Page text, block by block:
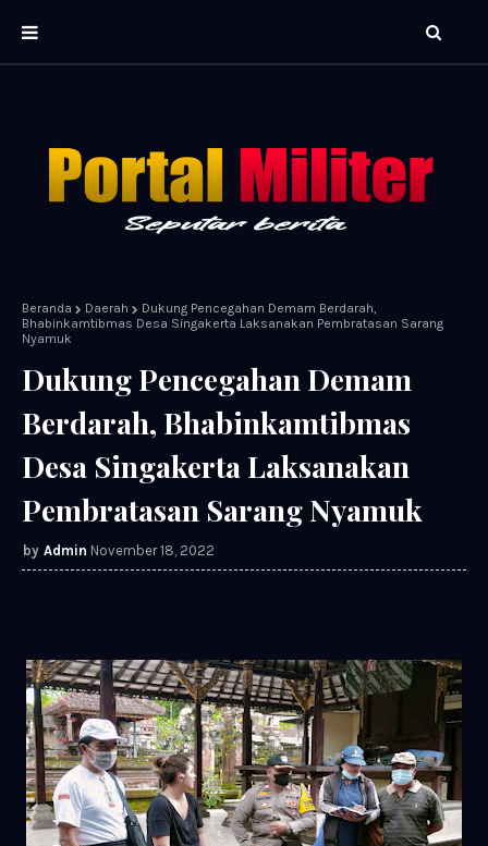
Beranda Daerah
Dukung Pencegahan Demam Berdarah,
Bhabinkamtibmas Desa Singakerta Laksanakan Pembratasan Sarang
Nyamuk
Dukung Pencegahan Demam
Berdarah, Bhabinkamtibmas
Desa Singakerta Laksanakan
Pembratasan Sarang Nyamuk
Admin November 18, 2022